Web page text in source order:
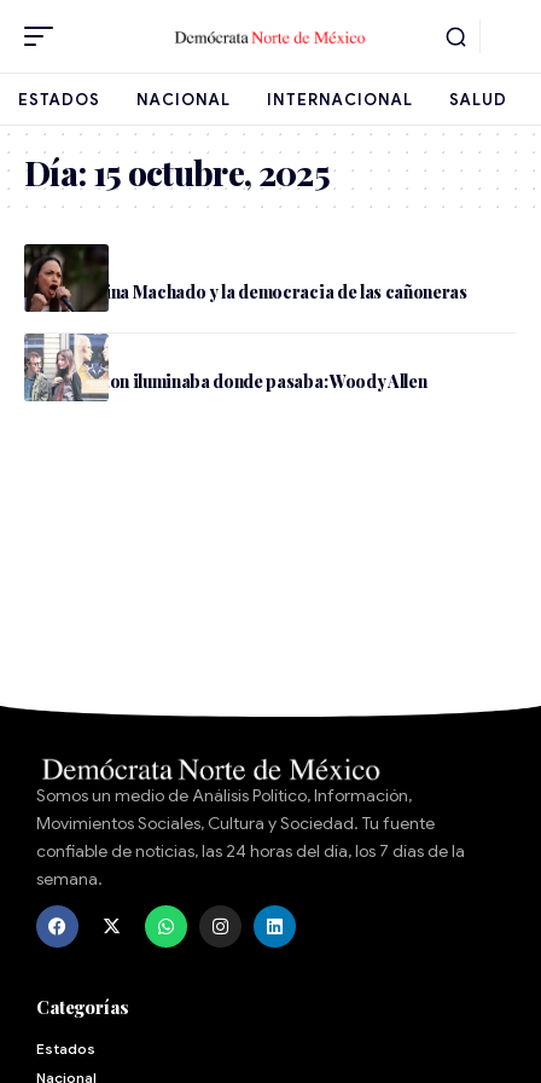
ESTADOS NACIONAL INTERNACIONAL SALUD
Día:15 octubre, 2025
María Corina Machado y la democracia de las cañoneras
Cultura
Diane Keaton iluminaba donde pasaba: Woody Allen
Somos un medio de Análisis Político, Información,
Movimientos Sociales, Cultura y Sociedad. Tu fuente
confiable de noticias, las 24 horas del día, los 7 días de la
semana.
Categorías
Estados
Nacional